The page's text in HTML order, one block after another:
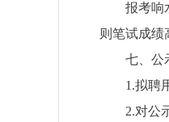
报考响
则笔试成绩
七 、
1.拟聘
2.对公